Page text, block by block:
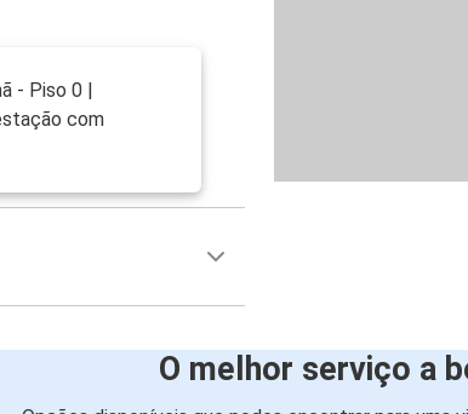
- Piso 0 |
com
O melhor serviço a